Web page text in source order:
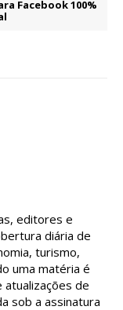
Facebook 100%
editores e
diária de
turismo,
uma matéria é
de
sob a assinatura